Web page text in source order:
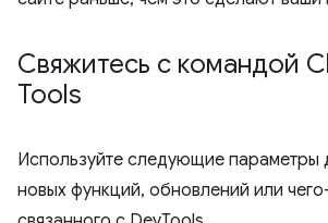
Свяжитесь с командой
Tools
Используйте следующие параметры
новых функций, обновлений или